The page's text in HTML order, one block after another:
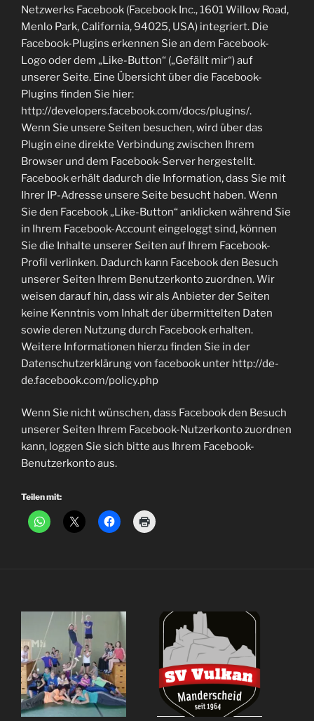
Netzwerks Facebook (Facebook Inc., 1601 Willow Road,
Menlo Park, California, 94025, USA) integriert. Die
Facebook-Plugins erkennen Sie an dem Facebook-
Logo oder dem „Like-Button“ („Gefällt mir“) auf
unserer Seite. Eine Übersicht über die Facebook-
Plugins finden Sie hier:
http://developers.facebook.com/docs/plugins/.
Wenn Sie unsere Seiten besuchen, wird über das
Plugin eine direkte Verbindung zwischen Ihrem
Browser und dem Facebook-Server hergestellt.
Facebook erhält dadurch die Information, dass Sie mit
Ihrer IP-Adresse unsere Seite besucht haben. Wenn
Sie den Facebook „Like-Button“ anklicken während Sie
in Ihrem Facebook-Account eingeloggt sind, können
Sie die Inhalte unserer Seiten auf Ihrem Facebook-
Profil verlinken. Dadurch kann Facebook den Besuch
unserer Seiten Ihrem Benutzerkonto zuordnen. Wir
weisen darauf hin, dass wir als Anbieter der Seiten
keine Kenntnis vom Inhalt der übermittelten Daten
sowie deren Nutzung durch Facebook erhalten.
Weitere Informationen hierzu finden Sie in der
Datenschutzerklärung von facebook unter http://de-
de.facebook.com/policy.php
Wenn Sie nicht wünschen, dass Facebook den Besuch
unserer Seiten Ihrem Facebook-Nutzerkonto zuordnen
kann, loggen Sie sich bitte aus Ihrem Facebook-
Benutzerkonto aus.
Teilen mit: